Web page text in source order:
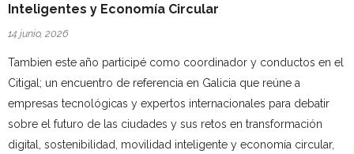
Inteligentes y Economía Circular
14 junio, 2026
Tambien este año participé como coordinador y conductos en el
Citigal; un encuentro de referencia en Galicia que reúne a
empresas tecnológicas y expertos internacionales para debatir
sobre el futuro de las ciudades y sus retos en transformación
digital, sostenibilidad, movilidad inteligente y economía circular,